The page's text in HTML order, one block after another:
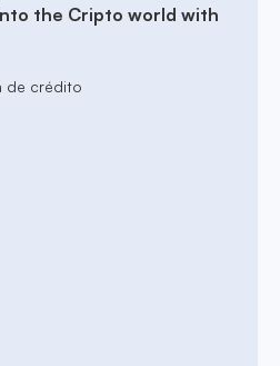
the Cripto world with
de crédito